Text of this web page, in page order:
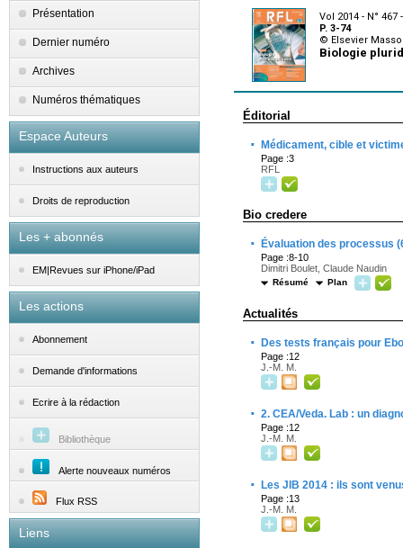
Présentation
Dernier numéro
Archives
Numéros thématiques
Espace Auteurs
Instructions aux auteurs
Droits de reproduction
Les + abonnés
EM|Revues sur iPhone/iPad
Les actions
Abonnement
Demande d'informations
Ecrire à la rédaction
Bibliothèque
Alerte nouveaux numéros
Flux RSS
Liens
Vol 2014 - N°
P. 3-74
© Elsevier
Biologie
Éditorial
· Médicament, cible et
Page :3
RFL
Bio credere
· Évaluation des processus
Page :8-10
Dimitri Boulet, Claude Naudin
Résumé Plan
Actualités
· Des tests français pour
Page :12
J.-M. M.
· 2. CEA/Veda. Lab : un
Page :12
J.-M. M.
· Les JIB 2014 : ils sont
Page :13
J.-M. M.